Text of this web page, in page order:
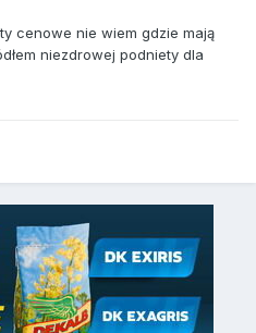
cenowe nie wiem gdzie mają
niezdrowej podniety dla